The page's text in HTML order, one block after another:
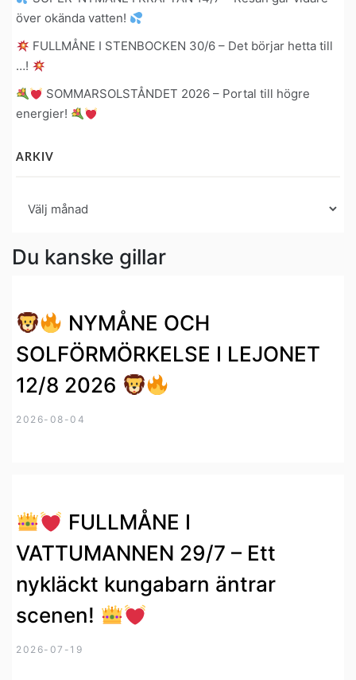
över okända vatten!
FULLMÅNE I STENBOCKEN 30/6 – Det börjar hetta till
…!
SOMMARSOLSTÅNDET 2026 – Portal till högre
energier!
ARKIV
Du kanske gillar
NYMÅNE OCH
SOLFÖRMÖRKELSE I LEJONET
12/8 2026
2026-08-04
FULLMÅNE I
VATTUMANNEN 29/7 – Ett
nykläckt kungabarn äntrar
scenen!
2026-07-19